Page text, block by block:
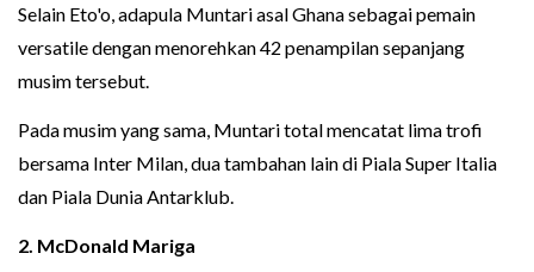
Selain Eto'o, adapula Muntari asal Ghana sebagai pemain
versatile dengan menorehkan 42 penampilan sepanjang
musim tersebut.
Pada musim yang sama, Muntari total mencatat lima trofi
bersama Inter Milan, dua tambahan lain di Piala Super Italia
dan Piala Dunia Antarklub.
2. McDonald Mariga